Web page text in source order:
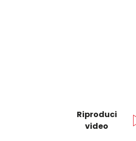
Riproduci
video